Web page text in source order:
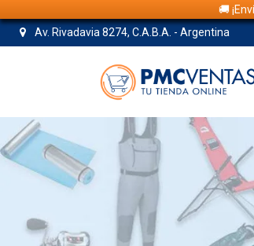
🚚
Av. Rivadavia 8274, C.A.B.A. - Argentina